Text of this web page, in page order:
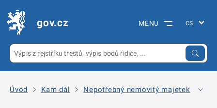
gov.cz MENU
Úvod Kam dál Nepotřebný nemovitý majetek